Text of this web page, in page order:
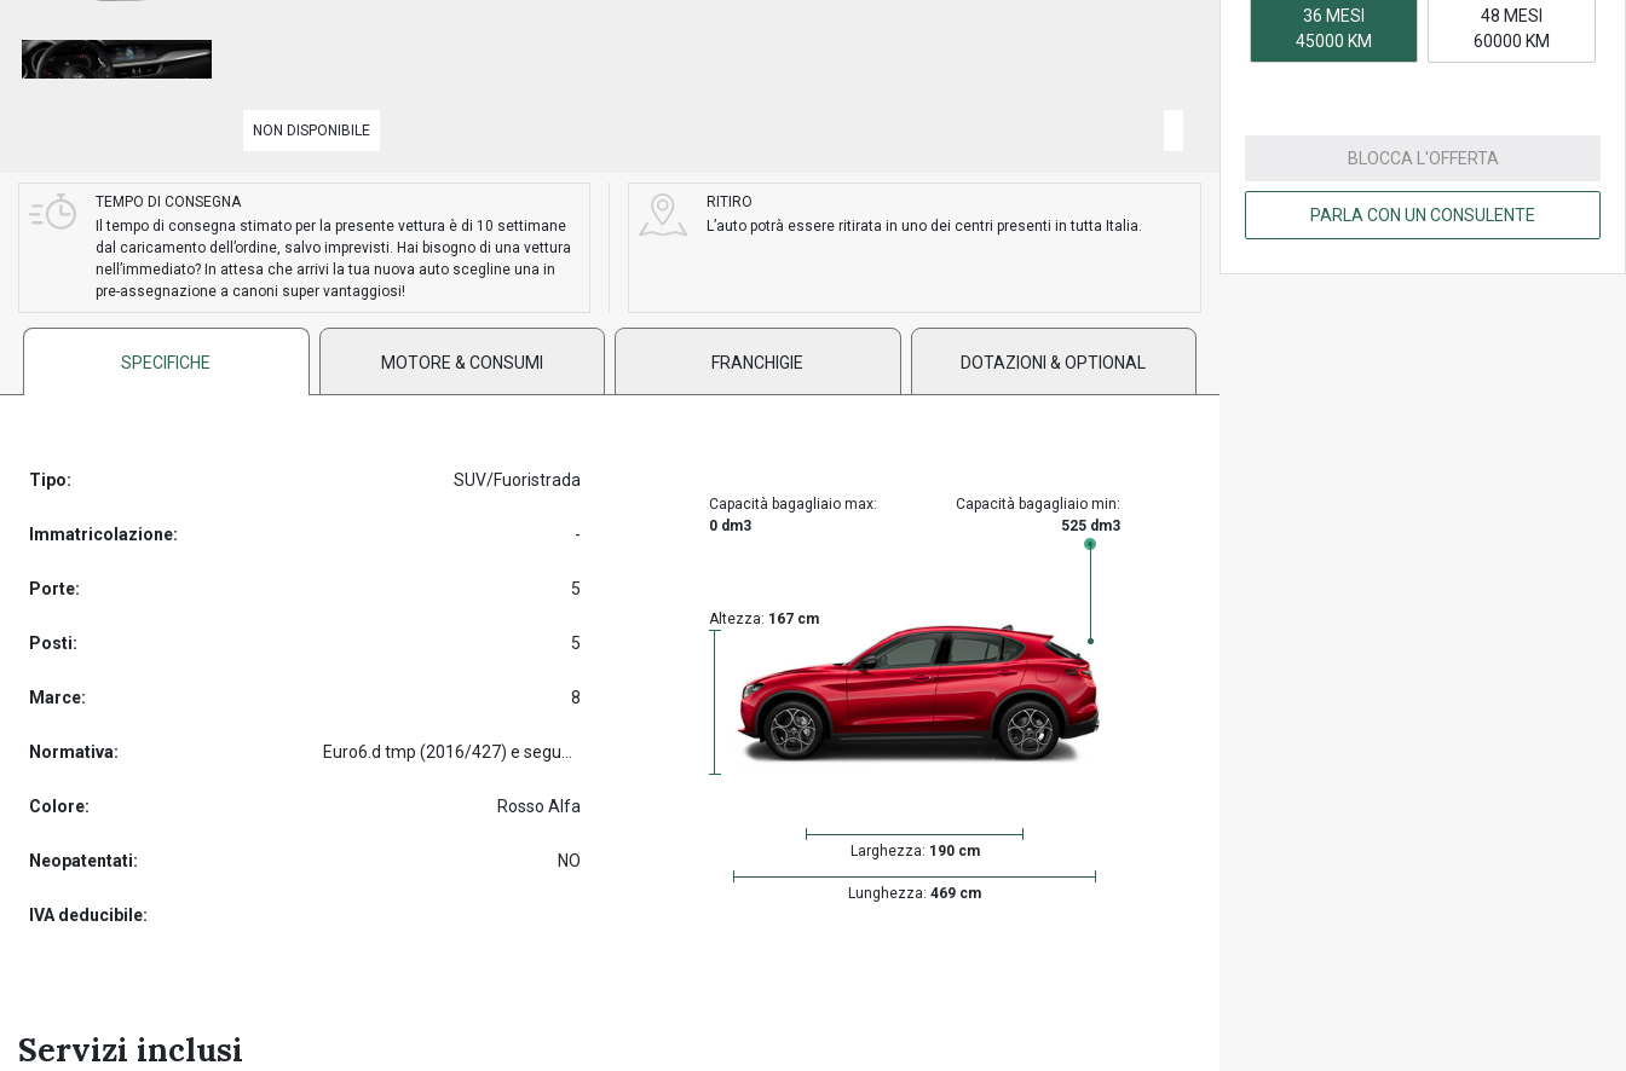
36 MESI
45000 KM
48 MESI
60000 KM
BLOCCA L'OFFERTA
PARLA CON UN CONSULENTE
NON DISPONIBILE
TEMPO DI CONSEGNA
Il tempo di consegna stimato per la presente vettura è di 10 settimane
dal caricamento dell’ordine, salvo imprevisti. Hai bisogno di una vettura
nell’immediato? In attesa che arrivi la tua nuova auto scegline una in
pre-assegnazione a canoni super vantaggiosi!
RITIRO
L’auto potrà essere ritirata in uno dei centri presenti in tutta Italia.
SPECIFICHE MOTORE & CONSUMI FRANCHIGIE DOTAZIONI & OPTIONAL
Tipo: SUV/Fuoristrada
Immatricolazione: -
Porte: 5
Posti: 5
Marce: 8
Normativa:
Colore: Rosso Alfa
Neopatentati: NO
IVA deducibile:
Capacità bagagliaio max:
0 dm3
Capacità bagagliaio min:
525 dm3
Altezza: 167 cm
Larghezza: 190 cm
Lunghezza: 469 cm
Servizi inclusi